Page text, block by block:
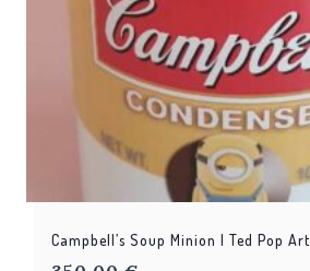
Campbell’s Soup Minion | Ted Pop Art